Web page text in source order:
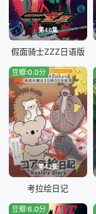
第46集
假面骑士ZZZ​日语版
第42集
豆瓣:0.0分
考拉绘日记
豆瓣:6.0分